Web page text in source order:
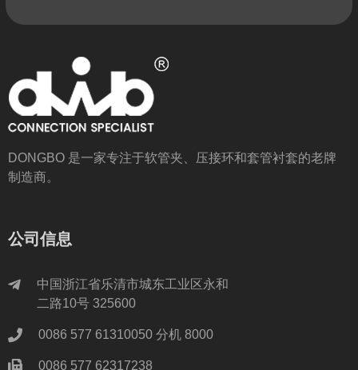
DONGBO 是一家专注于软管夹、压接环和套管衬套的老牌
制造商。
公司信息
中国浙江省乐清市城东工业区永和
二路10号 325600
0086 577 61310050 分机 8000
0086 577 62317238